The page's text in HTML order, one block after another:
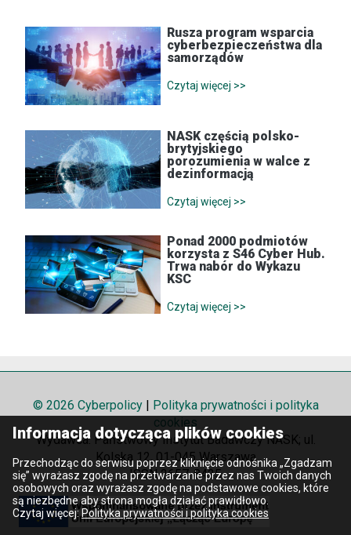
Rusza program wsparcia
cyberbezpieczeństwa dla
samorządów
Czytaj więcej >>
NASK częścią polsko-
brytyjskiego
porozumienia w walce z
dezinformacją
Czytaj więcej >>
Ponad 2000 podmiotów
korzysta z S46 Cyber Hub.
Trwa nabór do Wykazu
KSC
Czytaj więcej >>
© 2026 Cyberpolicy | Polityka prywatności i polityka
cookies
Wydawca: Państwowy Instytut Badawczy NASK; ul.
Kolska 12, 01-045 Warszawa
ISSN 2657-8425
Informacja dotycząca plików cookies
Przechodząc do serwisu poprzez kliknięcie odnośnika „Zgadzam
się” wyrażasz zgodę na przetwarzanie przez nas Twoich danych
osobowych oraz wyrażasz zgodę na podstawowe cookies, które
są niezbędne aby strona mogła działać prawidłowo.
Czytaj więcej: Polityka prywatności i polityka cookies